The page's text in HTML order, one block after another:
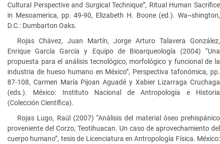
Cultural Perspective and Surgical Technique”, Ritual Human Sacrifice
in Mesoamerica, pp. 49-90, Elizabeth H. Boone (ed.). Wa¬shington,
D.C.: Dumbarton Oaks.
Rojas Chávez, Juan Martín, Jorge Arturo Talavera González,
Enrique García García y Equipo de Bioarqueología (2004) “Una
propuesta para el análisis tecnológico, morfológico y funcional de la
industria de hueso humano en México”, Perspectiva tafonómica, pp.
87-108, Carmen María Pijoan Aguadé y Xabier Lizarraga Cruchaga
(eds.). México: Instituto Nacional de Antropología e Historia
(Colección Científica).
Rojas Lugo, Raúl (2007) “Análisis del material óseo prehispánico
proveniente del Corzo, Teotihuacan. Un caso de aprovechamiento del
cuerpo humano”, tesis de Licenciatura en Antropología Física. México: